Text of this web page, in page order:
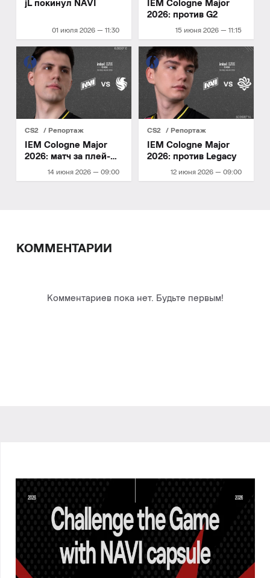
01 июля 2026 — 11:30
jL покинул NAVI
15 июня 2026 — 11:15
IEM Cologne Major
2026: против G2
CS2 Репортаж
14 июня 2026 — 09:00
IEM Cologne Major
2026: матч за плей-
CS2 Репортаж
12 июня 2026 — 09:00
IEM Cologne Major
2026: против Legacy
КОММЕНТАРИИ
Комментариев пока нет. Будьте первым!